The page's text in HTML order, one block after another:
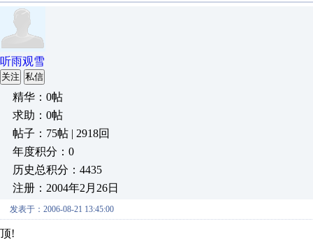
听雨观雪
关注 私信
精华：0帖
求助：0帖
帖子：75帖 | 2918回
年度积分：0
历史总积分：4435
注册：2004年2月26日
发表于：2006-08-21 13:45:00
顶!